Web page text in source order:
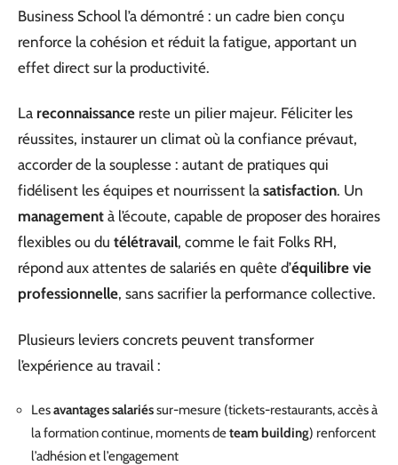
Business School l’a démontré : un cadre bien conçu
renforce la cohésion et réduit la fatigue, apportant un
effet direct sur la productivité.
La reconnaissance reste un pilier majeur. Féliciter les
réussites, instaurer un climat où la confiance prévaut,
accorder de la souplesse : autant de pratiques qui
fidélisent les équipes et nourrissent la satisfaction. Un
management à l’écoute, capable de proposer des horaires
flexibles ou du télétravail, comme le fait Folks RH,
répond aux attentes de salariés en quête d’équilibre vie
professionnelle, sans sacrifier la performance collective.
Plusieurs leviers concrets peuvent transformer
l’expérience au travail :
Lesavantages salariéssur-mesure (tickets-restaurants, accès à
la formation continue, moments deteam building) renforcent
l’adhésion et l’engagement